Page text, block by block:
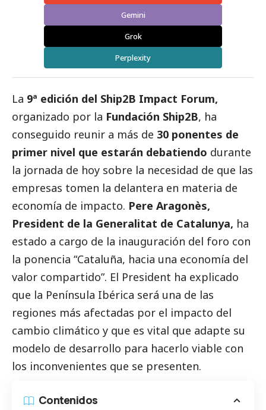
Gemini
Grok
Perplexity
La 9ª edición del Ship2B Impact Forum,
organizado por la Fundación Ship2B, ha
conseguido reunir a más de 30 ponentes de
primer nivel que estarán debatiendo durante
la jornada de hoy sobre la necesidad de que las
empresas tomen la delantera en materia de
economía de impacto. Pere Aragonès,
President de la Generalitat de Catalunya, ha
estado a cargo de la inauguración del foro con
la ponencia “Cataluña, hacia una economía del
valor compartido”. El President ha explicado
que la Península Ibérica será una de las
regiones más afectadas por el impacto del
cambio climático y que es vital que adapte su
modelo de desarrollo para hacerlo viable con
los inconvenientes que se presenten.
Contenidos